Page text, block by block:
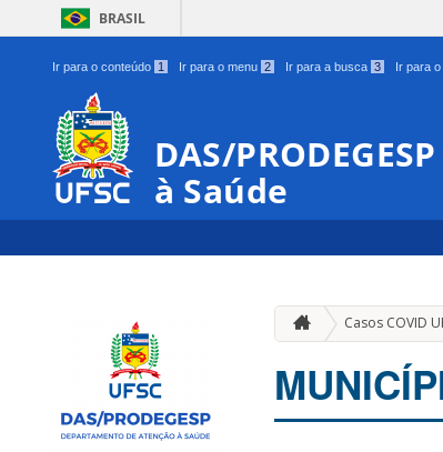
BRASIL
Ir para o conteúdo 1 Ir para o menu 2 Ir para a busca 3 Ir para
DAS/
à Saúde
Casos COVID